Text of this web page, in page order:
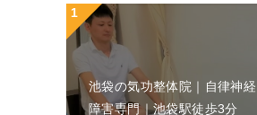
池袋の気功整体院｜自律神
障害専門｜池袋駅徒歩3分